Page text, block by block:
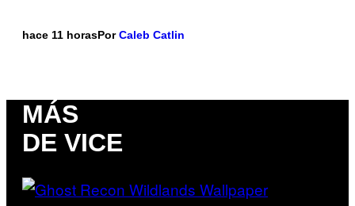
hace 11 horasPorCaleb Catlin
MÁS
DE VICE